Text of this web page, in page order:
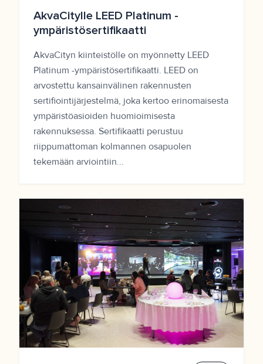
AkvaCitylle LEED Platinum -
ympäristösertifikaatti
AkvaCityn kiinteistölle on myönnetty LEED
Platinum -ympäristösertifikaatti. LEED on
arvostettu kansainvälinen rakennusten
sertifiointijärjestelmä, joka kertoo erinomaisesta
ympäristöasioiden huomioimisesta
rakennuksessa. Sertifikaatti perustuu
riippumattoman kolmannen osapuolen
tekemään arviointiin...